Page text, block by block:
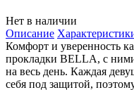
Нет в наличии
Описание
Комфорт и уверенность
прокладки BELLA, с
на весь день. Каждая
себя под защитой,